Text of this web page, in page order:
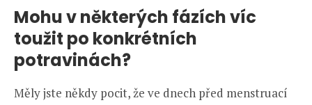
Mohu v některých fázích víc
toužit po konkrétních
potravinách?
Měly jste někdy pocit, že ve dnech před menstruací